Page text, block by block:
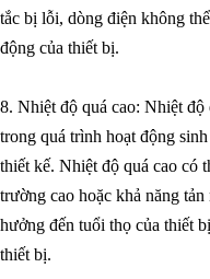
tắc bị lỗi, dòng điện không
động của thiết bị.
8. Nhiệt độ quá cao: Nhiệt
trong quá trình hoạt động
thiết kế. Nhiệt độ quá cao có
trường cao hoặc khả năng
hưởng đến tuổi thọ của thiết
thiết bị.